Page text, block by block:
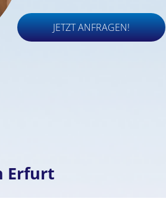
JETZT ANFRAGEN!
Erfurt